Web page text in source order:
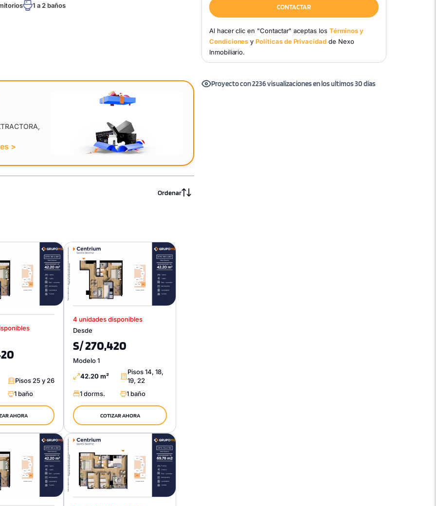
CONTACTAR
Al hacer clic en "Contactar" aceptas los Términos y
Condiciones yPolíticas de Privacidadde Nexo
Inmobiliario.
Proyecto con 2236 visualizaciones en los ultimos 30 días
1 a 2 baños
>
Ordenar
Pisos 25 y 26
1 baño
AHORA
4 unidades disponibles
Desde
S/ 270,420
Modelo 1
42.20 m²
Pisos 14, 18,
19, 22
1 dorms.
1 baño
COTIZAR AHORA